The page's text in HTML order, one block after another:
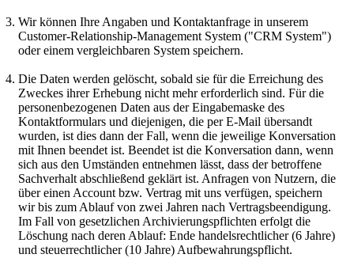
Wir können Ihre Angaben und Kontaktanfrage in unserem
Customer-Relationship-Management System ("CRM System")
oder einem vergleichbaren System speichern.
Die Daten werden gelöscht, sobald sie für die Erreichung des
Zweckes ihrer Erhebung nicht mehr erforderlich sind. Für die
personenbezogenen Daten aus der Eingabemaske des
Kontaktformulars und diejenigen, die per E-Mail übersandt
wurden, ist dies dann der Fall, wenn die jeweilige Konversation
mit Ihnen beendet ist. Beendet ist die Konversation dann, wenn
sich aus den Umständen entnehmen lässt, dass der betroffene
Sachverhalt abschließend geklärt ist. Anfragen von Nutzern, die
über einen Account bzw. Vertrag mit uns verfügen, speichern
wir bis zum Ablauf von zwei Jahren nach Vertragsbeendigung.
Im Fall von gesetzlichen Archivierungspflichten erfolgt die
Löschung nach deren Ablauf: Ende handelsrechtlicher (6 Jahre)
und steuerrechtlicher (10 Jahre) Aufbewahrungspflicht.